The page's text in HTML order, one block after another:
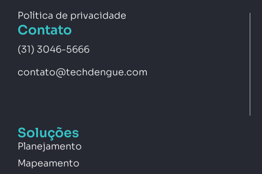
Política de privacidade
Contato
(31) 3046-5666
contato@techdengue.com
Soluções
Planejamento
Mapeamento